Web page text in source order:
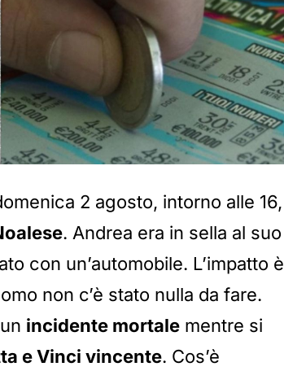
2 agosto, intorno alle 16,
. Andrea era in sella al suo
con un’automobile. L’impatto è
non c’è stato nulla da fare.
incidente mortale mentre si
e Vinci vincente. Cos’è